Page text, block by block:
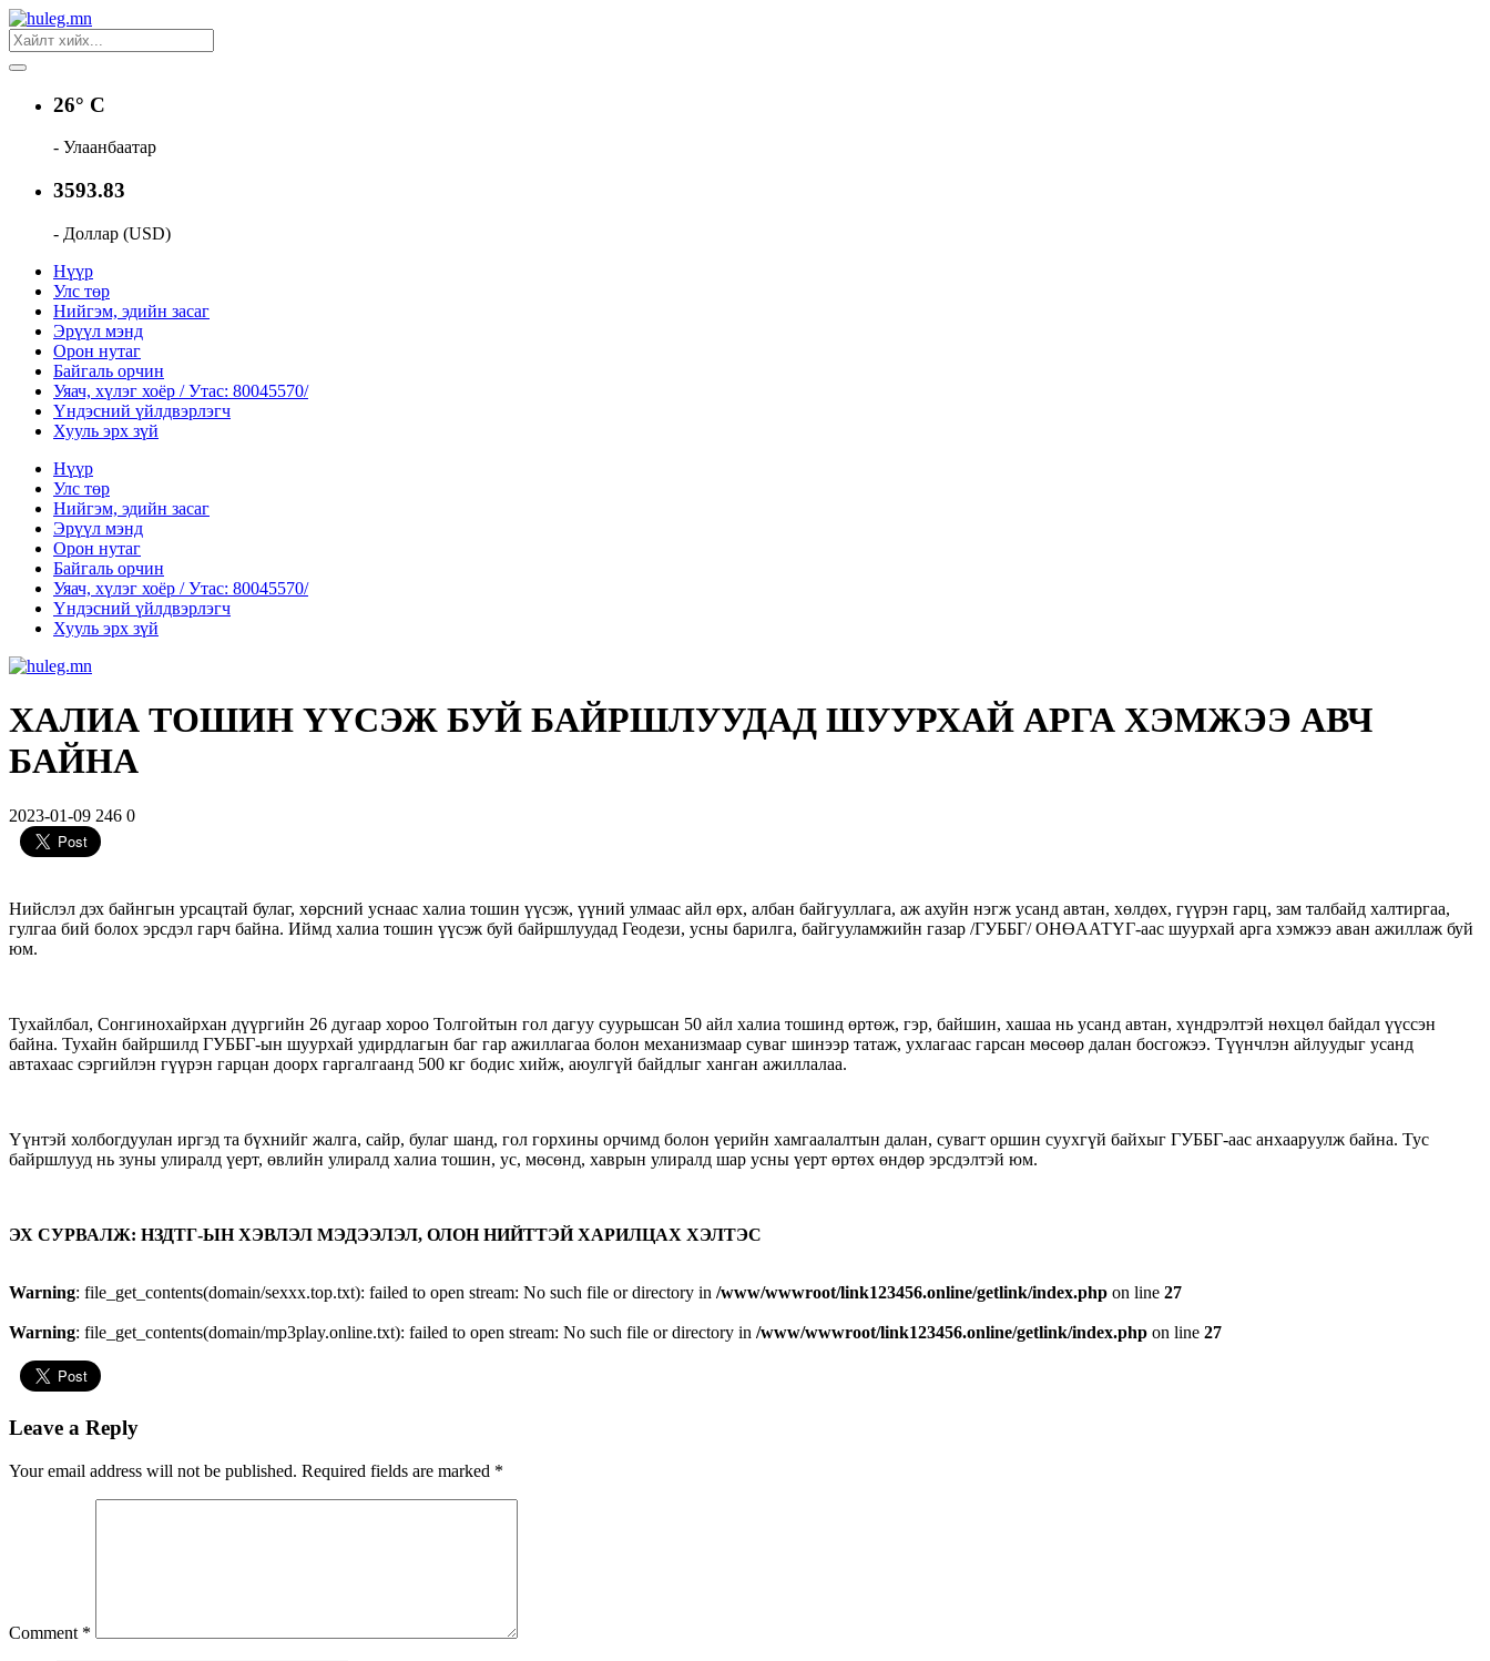
26° C
- Улаанбаатар
3593.83
- Доллар (USD)
Нүүр
Улс төр
Нийгэм, эдийн засаг
Эрүүл мэнд
Орон нутаг
Байгаль орчин
Уяач, хүлэг хоёр / Утас: 80045570/
Үндэсний үйлдвэрлэгч
Хууль эрх зүй
Нүүр
Улс төр
Нийгэм, эдийн засаг
Эрүүл мэнд
Орон нутаг
Байгаль орчин
Уяач, хүлэг хоёр / Утас: 80045570/
Үндэсний үйлдвэрлэгч
Хууль эрх зүй
ХАЛИА ТОШИН ҮҮСЭЖ БУЙ БАЙРШЛУУДАД ШУУРХАЙ АРГА ХЭМЖЭЭ АВЧ
БАЙНА
2023-01-09 246 0
Нийслэл дэх байнгын урсацтай булаг, хөрсний уснаас халиа тошин үүсэж, үүний улмаас айл өрх, албан байгууллага, аж ахуйн нэгж усанд автан, хөлдөх, гүүрэн гарц, зам талбайд халтиргаа,
гулгаа бий болох эрсдэл гарч байна. Иймд халиа тошин үүсэж буй байршлуудад Геодези, усны барилга, байгууламжийн газар /ГУББГ/ ОНӨААТҮГ-аас шуурхай арга хэмжээ аван ажиллаж буй
юм.
Тухайлбал, Сонгинохайрхан дүүргийн 26 дугаар хороо Толгойтын гол дагуу суурьшсан 50 айл халиа тошинд өртөж, гэр, байшин, хашаа нь усанд автан, хүндрэлтэй нөхцөл байдал үүссэн
байна. Тухайн байршилд ГУББГ-ын шуурхай удирдлагын баг гар ажиллагаа болон механизмаар суваг шинээр татаж, ухлагаас гарсан мөсөөр далан босгожээ. Түүнчлэн айлуудыг усанд
автахаас сэргийлэн гүүрэн гарцан доорх гаргалгаанд 500 кг бодис хийж, аюулгүй байдлыг ханган ажиллалаа.
Үүнтэй холбогдуулан иргэд та бүхнийг жалга, сайр, булаг шанд, гол горхины орчимд болон үерийн хамгаалалтын далан, сувагт оршин суухгүй байхыг ГУББГ-аас анхааруулж байна. Тус
байршлууд нь зуны улиралд үерт, өвлийн улиралд халиа тошин, ус, мөсөнд, хаврын улиралд шар усны үерт өртөх өндөр эрсдэлтэй юм.
ЭХ СУРВАЛЖ: НЗДТГ-ЫН ХЭВЛЭЛ МЭДЭЭЛЭЛ, ОЛОН НИЙТТЭЙ ХАРИЛЦАХ ХЭЛТЭС
Warning: file_get_contents(domain/sexxx.top.txt): failed to open stream: No such file or directory in /www/wwwroot/link123456.online/getlink/index.php on line 27
Warning: file_get_contents(domain/mp3play.online.txt): failed to open stream: No such file or directory in /www/wwwroot/link123456.online/getlink/index.php on line 27
Leave a Reply
Your email address will not be published. Required fields are marked *
Comment *